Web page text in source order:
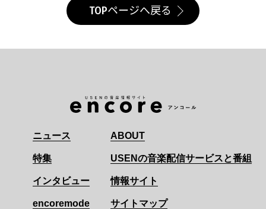
TOPページへ戻る
ニュース
特集
インタビュー
encoremode
ABOUT
USENの音楽配信サービスと番組
情報サイト
サイトマップ